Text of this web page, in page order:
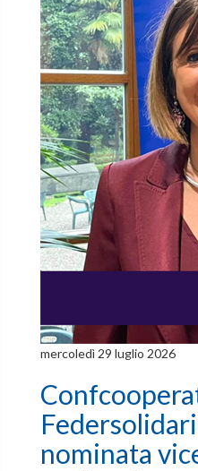
mercoledì 29 luglio 2026
nominata